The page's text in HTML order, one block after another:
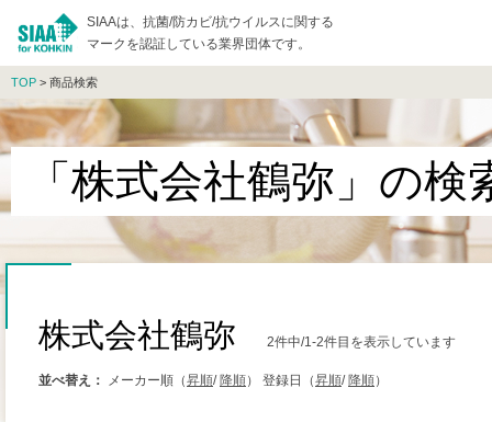
SIAAは、抗菌/防カビ/抗ウイルスに関する
マークを認証している業界団体です。
TOP > 商品検索
「株式会社鶴弥」の検
株式会社鶴弥 2件中/1-2件目を表示しています
並べ替え： メーカー順（昇順/ 降順） 登録日（昇順/ 降順）